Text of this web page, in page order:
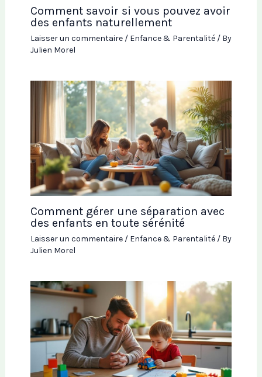
Comment savoir si vous pouvez avoir
des enfants naturellement
Laisser un commentaire / Enfance & Parentalité/ By
Julien Morel
Comment gérer une séparation avec
des enfants en toute sérénité
Laisser un commentaire / Enfance & Parentalité/ By
Julien Morel